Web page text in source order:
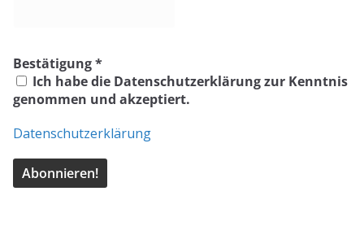
Bestätigung*
Ich habe die Datenschutzerklärung zur Kenntnis
genommen und akzeptiert.
Datenschutzerklärung